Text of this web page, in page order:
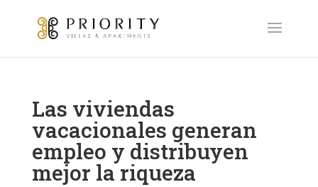
Las viviendas
vacacionales generan
empleo y distribuyen
mejor la riqueza